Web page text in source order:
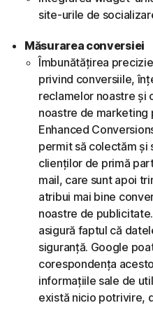
site-urile de
Măsurarea conversiei
Îmbunătățirea
privind conversiile,
reclamelor noastre și
noastre de marketing
Enhanced
permit să colectăm și
clienților de primă
mail, care sunt apoi
atribui mai bine
noastre de
asigură faptul că
siguranță. Google
corespondența
informațiile sale de
există nicio potrivire,